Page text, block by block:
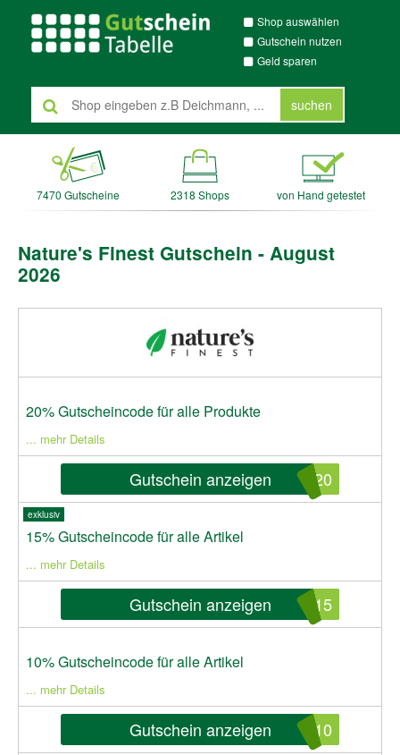
Shop auswählen
Gutschein nutzen
Geld sparen
suchen
7470 Gutscheine 2318 Shops von Hand getestet
Nature's Finest Gutschein - August
2026
20% Gutscheincode für alle Produkte
... mehr Details
Gutschein anzeigen E20
15% Gutscheincode für alle Artikel
exklusiv
... mehr Details
Gutschein anzeigen E15
10% Gutscheincode für alle Artikel
... mehr Details
Gutschein anzeigen E10